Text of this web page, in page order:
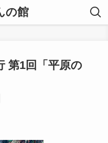
の館
第1回「平原の